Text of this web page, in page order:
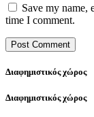
Save my name,
time I comment.
Διαφημιστικός χώρος
Διαφημιστικός χώρος